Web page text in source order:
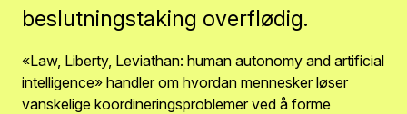
beslutningstaking overflødig.
«Law, Liberty, Leviathan: human autonomy and artificial
intelligence» handler om hvordan mennesker løser
vanskelige koordineringsproblemer ved å forme